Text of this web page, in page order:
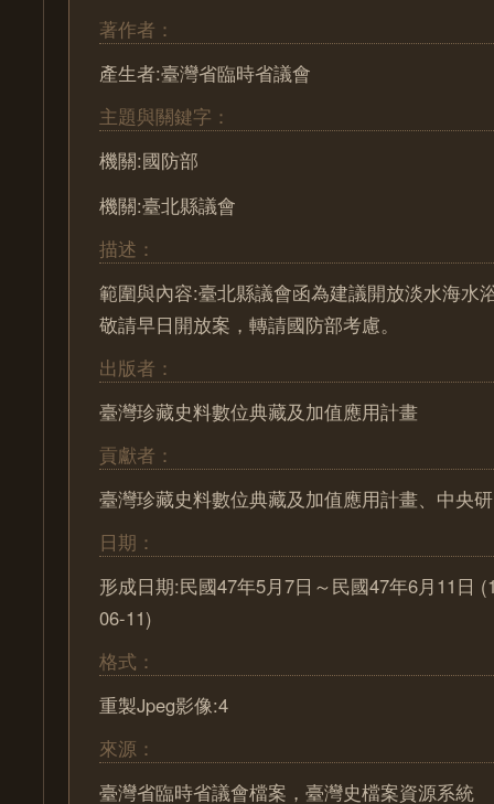
著作者：
產生者:臺灣省臨時省議會
主題與關鍵字：
機關:國防部
機關:臺北縣議會
描述：
範圍與內容:臺北縣議會函為建議開放淡水海水
敬請早日開放案，轉請國防部考慮。
出版者：
臺灣珍藏史料數位典藏及加值應用計畫
貢獻者：
臺灣珍藏史料數位典藏及加值應用計畫、中央
日期：
形成日期:民國47年5月7日～民國47年6月11日
06-11)
格式：
重製Jpeg影像:4
來源：
臺灣省臨時省議會檔案，臺灣史檔案資源系統